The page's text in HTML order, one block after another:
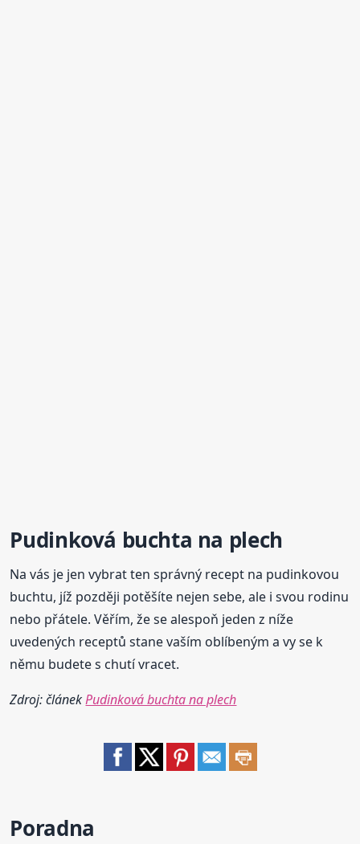
Pudinková buchta na plech
Na vás je jen vybrat ten správný recept na pudinkovou
buchtu, jíž později potěšíte nejen sebe, ale i svou rodinu
nebo přátele. Věřím, že se alespoň jeden z níže
uvedených receptů stane vaším oblíbeným a vy se k
němu budete s chutí vracet.
Zdroj: článekPudinková buchta na plech
Poradna